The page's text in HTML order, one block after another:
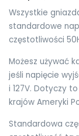
Wszystkie
standardowe
częstotliwości
Możesz używać
jeśli napięcie
i 127V. Dotyczy
krajów Ameryki
Standardowa